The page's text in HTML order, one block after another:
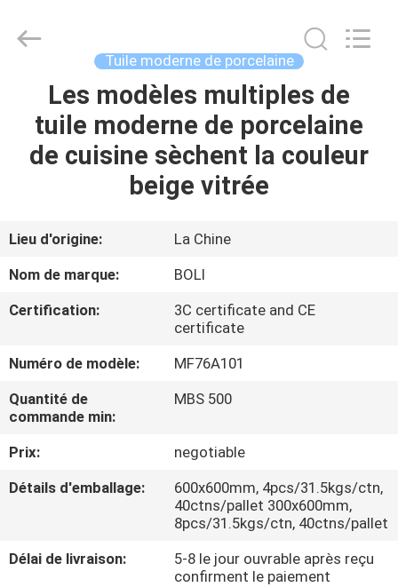
MAISON
VIDÉOS
À
PROPOS
DE
NOUS
DE
CERAMICS
Tuile moderne de porcelaine
Les modèles multiples de
tuile moderne de porcelaine
de cuisine sèchent la couleur
beige vitrée
Lieu d'origine:
La Chine
Nom de marque:
BOLI
Certification:
3C certificate and CE
certificate
Numéro de modèle:
MF76A101
Quantité de
commande min:
MBS 500
Prix:
negotiable
Détails d'emballage:
600x600mm, 4pcs/31.5kgs/ctn,
40ctns/pallet 300x600mm,
8pcs/31.5kgs/ctn, 40ctns/pallet
Délai de livraison:
5-8 le jour ouvrable après reçu
confirment le paiement